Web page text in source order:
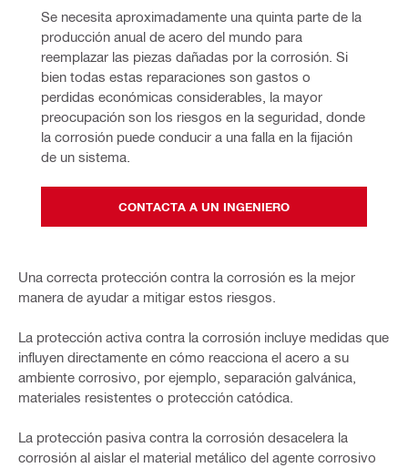
Se necesita aproximadamente una quinta parte de la
producción anual de acero del mundo para
reemplazar las piezas dañadas por la corrosión. Si
bien todas estas reparaciones son gastos o
perdidas económicas considerables, la mayor
preocupación son los riesgos en la seguridad, donde
la corrosión puede conducir a una falla en la fijación
de un sistema.
CONTACTA A UN INGENIERO
Una correcta protección contra la corrosión es la mejor
manera de ayudar a mitigar estos riesgos.
La protección activa contra la corrosión incluye medidas que
influyen directamente en cómo reacciona el acero a su
ambiente corrosivo, por ejemplo, separación galvánica,
materiales resistentes o protección catódica.
La protección pasiva contra la corrosión desacelera la
corrosión al aislar el material metálico del agente corrosivo